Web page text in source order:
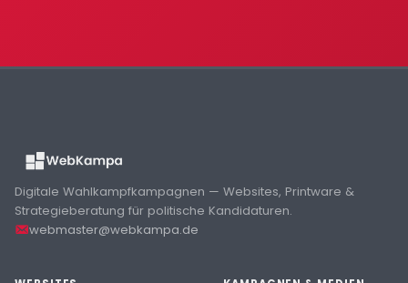
Digitale Wahlkampfkampagnen — Websites, Printware &
Strategieberatung für politische Kandidaturen.
webmaster@webkampa.de